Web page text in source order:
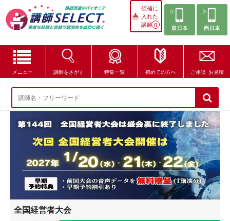
候補に
入れた
講師0
メニュー 講師をさがす 特集一覧 初めての方へ ご相談･お見積
講師をさがす
特集一覧
講師セレクトが選ばれる理由
ブログ・コラム
はじめての方へ
ご相談・お見積
全国経営者大会